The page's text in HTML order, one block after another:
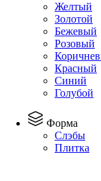
Желтый
Золотой
Бежевый
Розовый
Красный
Синий
Голубой
Форма
Слэбы
Плитка